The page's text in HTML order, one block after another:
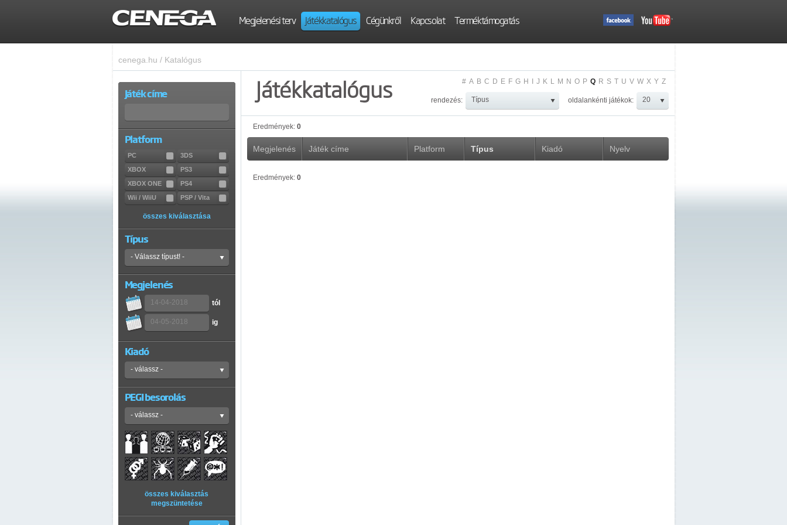
Megjelenési terv Játékkatalógus Cégünkről Kapcsolat Terméktámogatás
cenega.hu / Katalógus
Játék címe
Platform
PC
3DS
XBOX
PS3
XBOX ONE
PS4
Wii / WiiU
PSP / Vita
összes kiválasztása
Típus
Megjelenés
tól
ig
Kiadó
PEGI besorolás
összes kiválasztás
megszüntetése
Játékkatalógus # A B C D E F G H J K L M N O P Q R S T U V W X Y Z
rendezés: oldalankénti játékok:
Eredmények: 0
Megjelenés Játék címe Platform Típus Kiadó Nyelv
Eredmények: 0